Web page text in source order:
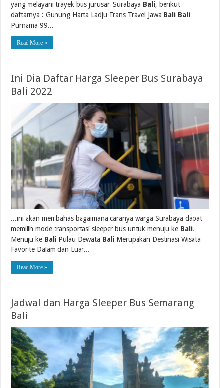
yang melayani trayek bus jurusan Surabaya Bali, berikut
daftarnya : Gunung Harta Ladju Trans Travel Jawa Bali Bali
Purnama 99...
Read More »
Ini Dia Daftar Harga Sleeper Bus Surabaya
Bali 2022
...ini akan membahas bagaimana caranya warga Surabaya dapat
memilih mode transportasi sleeper bus untuk menuju ke Bali.
Menuju ke Bali Pulau Dewata Bali Merupakan Destinasi Wisata
Favorite Dalam dan Luar...
Read More »
Jadwal dan Harga Sleeper Bus Semarang
Bali